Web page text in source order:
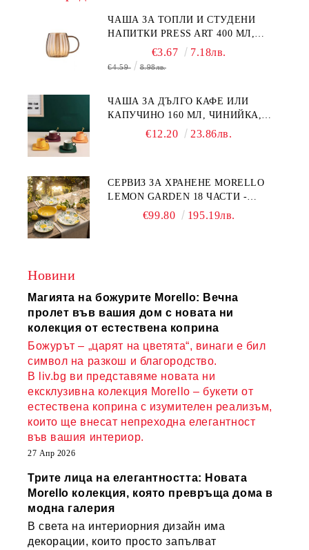
ЧАША ЗА ТОПЛИ И СТУДЕНИ
НАПИТКИ PRESS ART 400 МЛ,
БОРОСИЛИКАТНО СТЪКЛО
€3.67 7.18лв.
€4.59 8.98лв.
ЧАША ЗА ДЪЛГО КАФЕ ИЛИ
КАПУЧИНО 160 МЛ, ЧИНИЙКА,
ЛЪЖИЧКА GREEN, ORANGE LOVE
€12.20 23.86лв.
СЕРВИЗ ЗА ХРАНЕНЕ MORELLO
LEMON GARDEN 18 ЧАСТИ -
ПОРЦЕЛАН€99.80 195.19лв.
Новини
Магията на божурите Morello: Вечна
пролет във вашия дом с новата ни
колекция от естествена коприна
Божурът – „царят на цветята“, винаги е бил
символ на разкош и благородство.
В liv.bg ви представяме новата ни
ексклузивна колекция Morello – букети от
естествена коприна с изумителен реализъм,
които ще внесат непреходна елегантност
във вашия интериор.
27 Апр 2026
Трите лица на елегантността: Новата
Morello колекция, която превръща дома в
модна галерия
В света на интериорния дизайн има
декорации, които просто запълват